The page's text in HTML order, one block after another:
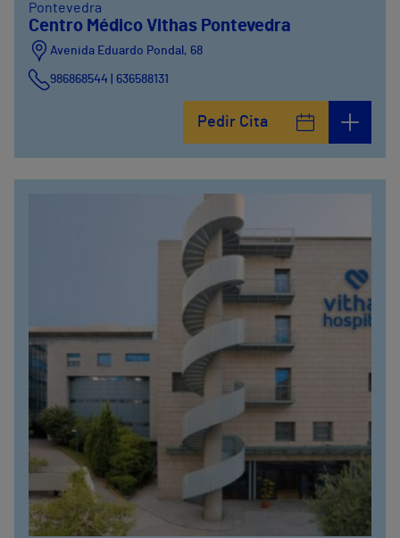
Pontevedra
Centro Médico Vithas Pontevedra
Avenida Eduardo Pondal, 68
986868544 | 636588131
Pedir Cita